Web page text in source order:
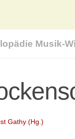
Musik-
Gathy (Hg.)